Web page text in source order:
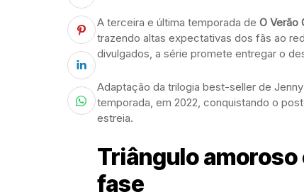
A terceira e última temporada de O Verão
trazendo altas expectativas dos fãs ao
divulgados, a série promete entregar o
Adaptação da trilogia best-seller de
temporada, em 2022, conquistando o
estreia.
Triângulo
fase